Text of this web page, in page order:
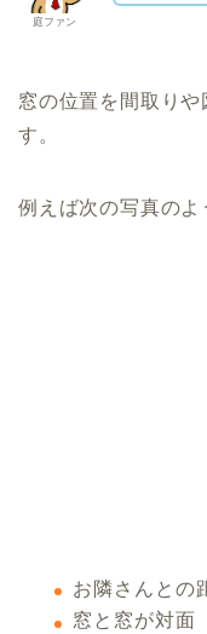
庭ファン
窓の位置を間取り
す。
例えば次の写真のよ
お隣さんとの
窓と窓が対面